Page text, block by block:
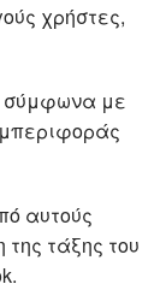
χρήστες,
σύμφωνα με
αυτούς
τάξης του